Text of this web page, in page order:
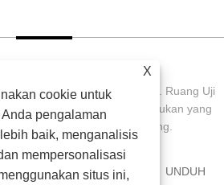
X
cookie untuk
pengalaman
baik, menganalisis
mempersonalisasi
situs ini,
Instrument Equipment Co., Ltd. Ruang Uji
Elektronik, Ruang Uji Pelapukan yang
Hak dilindungi undang-undang.
KAMI PRODUK BERITA UNDUH